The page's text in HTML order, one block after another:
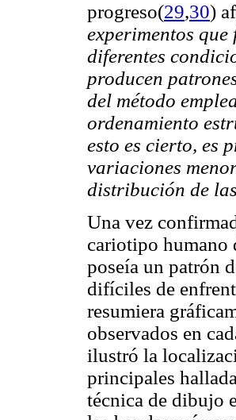
progreso(29,30)
experimentos
diferentes
producen
del método
ordenamiento
esto es cierto, es
variaciones
distribución de
Una vez
cariotipo humano
poseía un patrón
difíciles de
resumiera
observados en
ilustró la
principales
técnica de dibujo